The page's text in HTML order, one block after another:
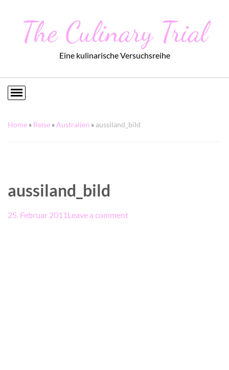
The Culinary Trial
Eine kulinarische Versuchsreihe
Home » Reise »Australien » aussiland_bild
aussiland_bild
25. Februar 2011 Leave a comment